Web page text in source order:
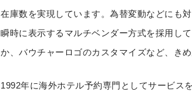
在庫数を実現しています。為替変動などにも
瞬時に表示するマルチベンダー方式を採用し
か、バウチャーロゴのカスタマイズなど、き
1992年に海外ホテル予約専門としてサービス